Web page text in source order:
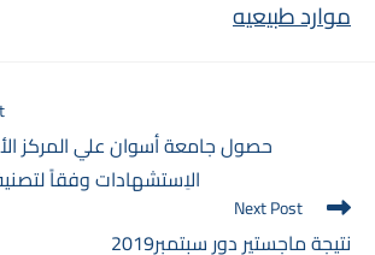
موارد طبيعيه
حصول جامعة أسوان علي المركز
الاِستشهادات وفقاً
Next Post
2019نتيجة ماجستير دور سبتمبر